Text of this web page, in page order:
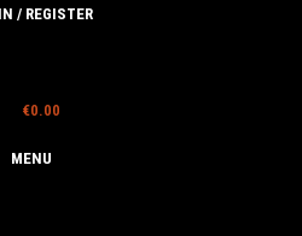
/ REGISTER
€0.00
MENU